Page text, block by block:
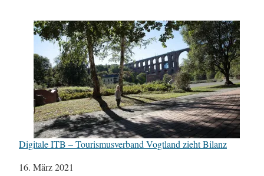
Digitale ITB – Tourismusverband Vogtland zieht Bilanz
Datum
16. März 2021